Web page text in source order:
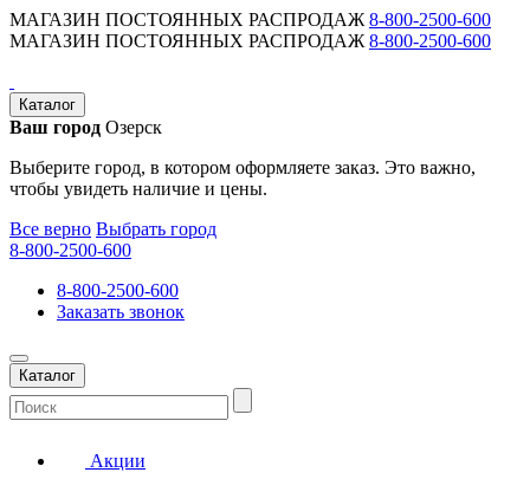
МАГАЗИН ПОСТОЯННЫХ РАСПРОДАЖ 8-800-2500-600
МАГАЗИН ПОСТОЯННЫХ РАСПРОДАЖ 8-800-2500-600
Каталог
Ваш город Озерск
Выберите город, в котором оформляете заказ. Это важно,
чтобы увидеть наличие и цены.
Все верно Выбрать город
8-800-2500-600
8-800-2500-600
Заказать звонок
Каталог
Акции